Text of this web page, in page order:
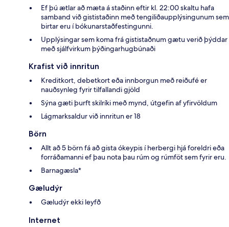
Ef þú ætlar að mæta á staðinn eftir kl. 22:00 skaltu hafa
samband við gististaðinn með tengiliðaupplýsingunum sem
birtar eru í bókunarstaðfestingunni.
Upplýsingar sem koma frá gististaðnum gætu verið þýddar
með sjálfvirkum þýðingarhugbúnaði
Krafist við innritun
Kreditkort, debetkort eða innborgun með reiðufé er
nauðsynleg fyrir tilfallandi gjöld
Sýna gæti þurft skilríki með mynd, útgefin af yfirvöldum
Lágmarksaldur við innritun er 18
Börn
Allt að 5 börn fá að gista ókeypis í herbergi hjá foreldri eða
forráðamanni ef þau nota þau rúm og rúmföt sem fyrir eru.
Barnagæsla*
Gæludýr
Gæludýr ekki leyfð
Internet